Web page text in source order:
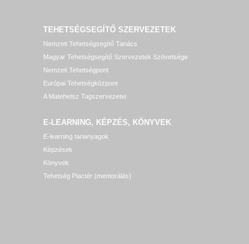
TEHETSÉGSEGÍTŐ SZERVEZETEK
Nemzeti Tehetségsegítő Tanács
Magyar Tehetségsegítő Szervezetek Szövetsége
Nemzeti Tehetségpont
Európai Tehetségközpont
A Matehetsz Tagszervezetei
E-LEARNING, KÉPZÉS, KÖNYVEK
E-learning tananyagok
Képzések
Könyvek
Tehetség Piactér (mentorálás)